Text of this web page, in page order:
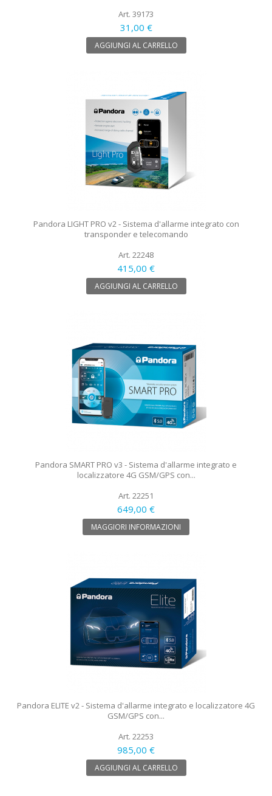
Art. 39173
31,00 €
AGGIUNGI AL CARRELLO
Pandora LIGHT PRO v2 - Sistema d'allarme integrato con
transponder e telecomando
Art. 22248
415,00 €
AGGIUNGI AL CARRELLO
Pandora SMART PRO v3 - Sistema d'allarme integrato e
localizzatore 4G GSM/GPS con...
Art. 22251
649,00 €
MAGGIORI INFORMAZIONI
Pandora ELITE v2 - Sistema d'allarme integrato e localizzatore 4G
GSM/GPS con...
Art. 22253
985,00 €
AGGIUNGI AL CARRELLO